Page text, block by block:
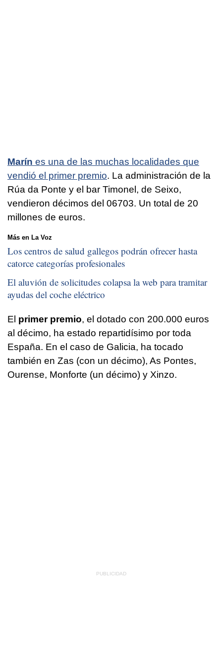
Marín es una de las muchas localidades que
vendió el primer premio. La administración de la
Rúa da Ponte y el bar Timonel, de Seixo,
vendieron décimos del 06703. Un total de 20
millones de euros.
Más en La Voz
Los centros de salud gallegos podrán ofrecer hasta
catorce categorías profesionales
El aluvión de solicitudes colapsa la web para tramitar
ayudas del coche eléctrico
El primer premio, el dotado con 200.000 euros
al décimo, ha estado repartidísimo por toda
España. En el caso de Galicia, ha tocado
también en Zas (con un décimo), As Pontes,
Ourense, Monforte (un décimo) y Xinzo.